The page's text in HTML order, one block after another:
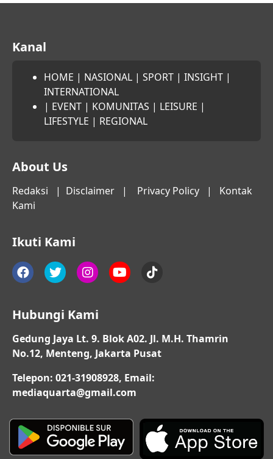
Kanal
HOME | NASIONAL | SPORT | INSIGHT |
INTERNATIONAL
| EVENT | KOMUNITAS | LEISURE |
LIFESTYLE | REGIONAL
About Us
Redaksi | Disclaimer | Privacy Policy | Kontak
Kami
Ikuti Kami
Hubungi Kami
Gedung Jaya Lt. 9. Blok A02. Jl. M.H. Thamrin
No.12, Menteng, Jakarta Pusat
Telepon: 021-31908928, Email:
mediaquarta@gmail.com